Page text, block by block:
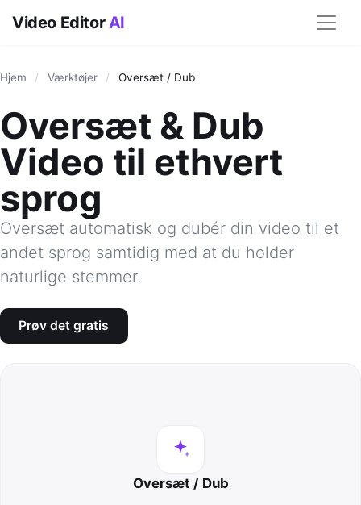
Video EditorAI
Hjem / Værktøjer / Oversæt / Dub
Oversæt & Dub
Video til ethvert
sprog
Oversæt automatisk og dubér din video til et
andet sprog samtidig med at du holder
naturlige stemmer.
Prøv det gratis
Oversæt / Dub